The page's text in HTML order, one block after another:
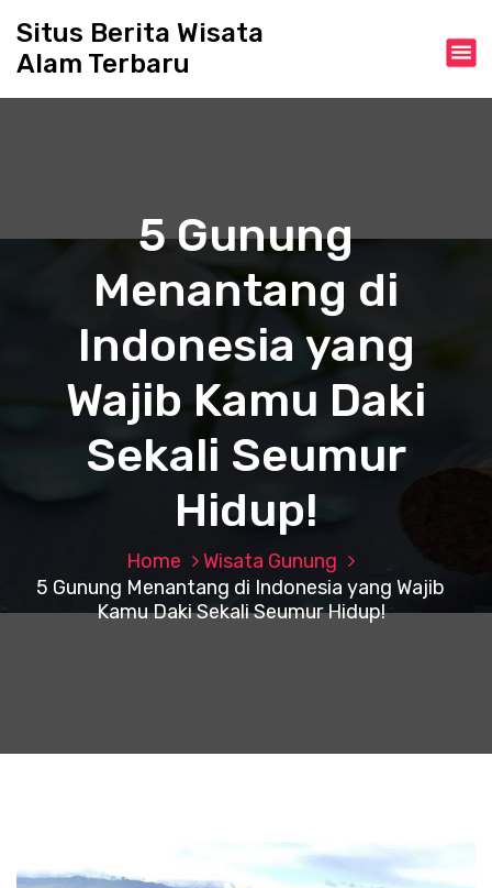
Situs Berita Wisata
Alam Terbaru
5 Gunung
Menantang di
Indonesia yang
Wajib Kamu Daki
Sekali Seumur
Hidup!
Home
Wisata Gunung
5 Gunung Menantang di Indonesia yang Wajib
Kamu Daki Sekali Seumur Hidup!